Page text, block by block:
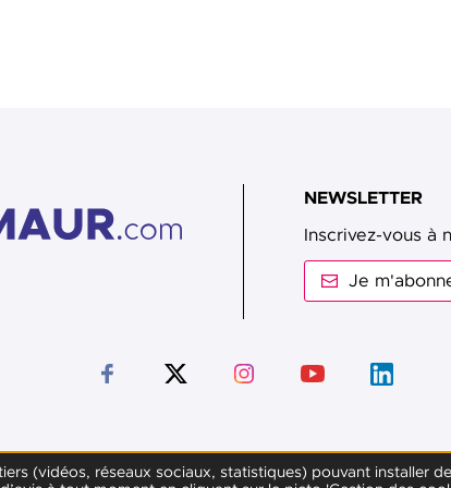
NEWSLETTER
Inscrivez-vous à
Je
Suivez-nous sur Facebook
Suivez-nous sur Twitter
Suivez-nous sur Instagram
Suivez-nous sur
Suivez-
(vidéos, réseaux sociaux, statistiques) pouvant installer